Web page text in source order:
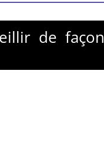
de façon